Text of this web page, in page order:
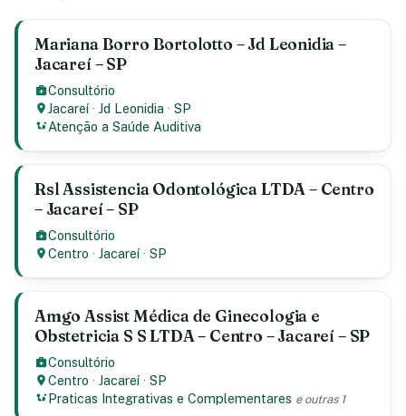
Mariana Borro Bortolotto – Jd Leonidia –
Jacareí – SP
Consultório
Jacareí ·Jd Leonidia ·SP
Atenção a Saúde Auditiva
Rsl Assistencia Odontológica LTDA – Centro
– Jacareí – SP
Consultório
Centro ·Jacareí ·SP
Amgo Assist Médica de Ginecologia e
Obstetricia S S LTDA – Centro – Jacareí – SP
Consultório
Centro ·Jacareí ·SP
Praticas Integrativas e Complementares e outras 1